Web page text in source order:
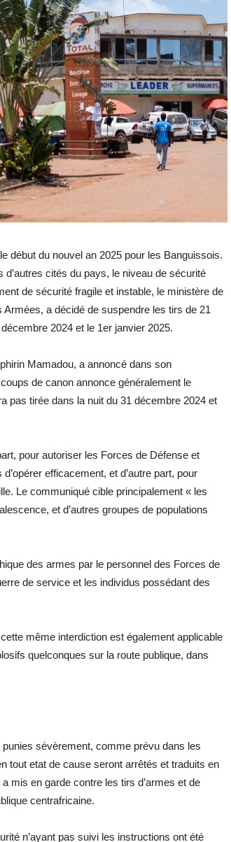
début du nouvel an 2025 pour les Banguissois.
cités du pays, le niveau de sécurité
de sécurité fragile et instable, le ministère de
Armées, a décidé de suspendre les tirs de 21
2024 et le 1er janvier 2025.
Mamadou, a annoncé dans son
de canon annonce généralement le
pas tirée dans la nuit du 31 décembre 2024 et
pour autoriser les Forces de Défense et
efficacement, et d’autre part, pour
Le communiqué cible principalement « les
et d’autres groupes de populations
des armes par le personnel des Forces de
de service et les individus possédant des
même interdiction est également applicable
quelconques sur la route publique, dans
sévèrement, comme prévu dans les
tout etat de cause seront arrêtés et traduits en
mis en garde contre les tirs d’armes et de
centrafricaine.
n’ayant pas suivi les instructions ont été